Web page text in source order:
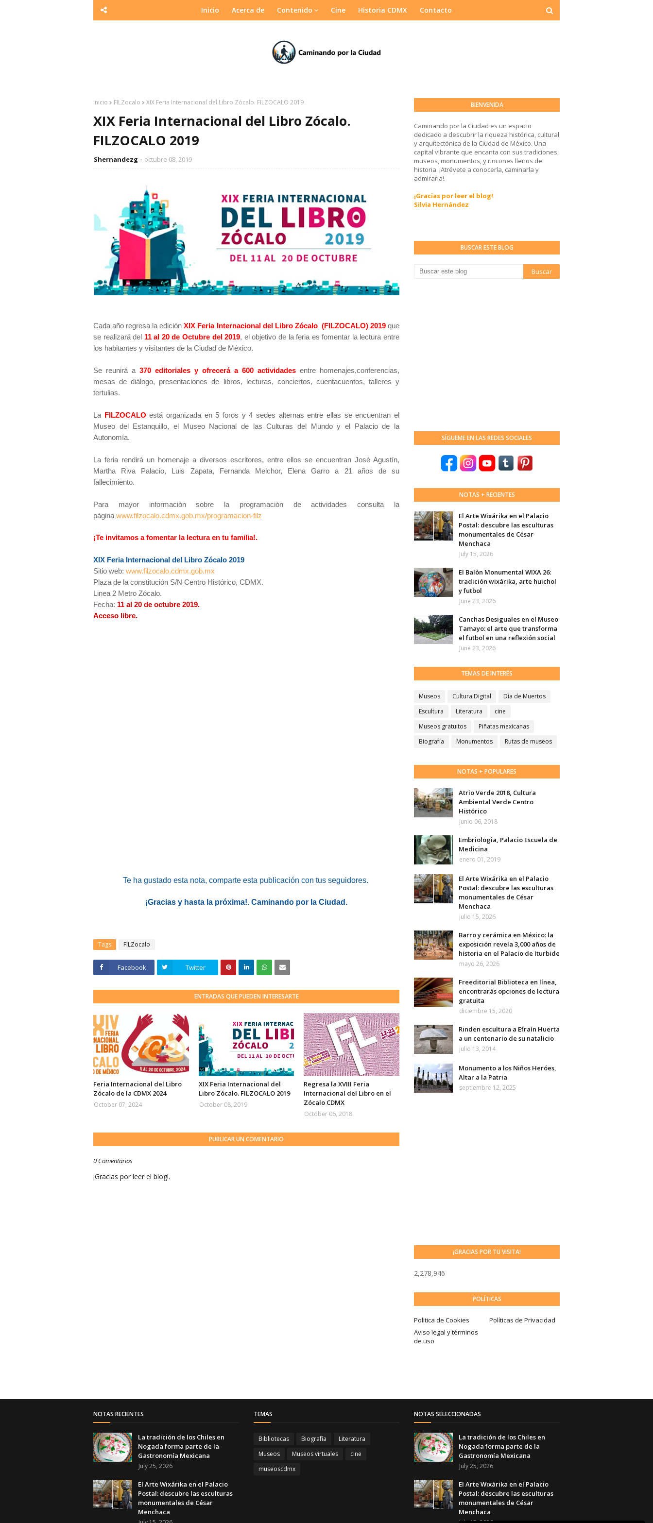
Inicio Acerca de Contenido Cine Historia CDMX Contacto
Inicio FILZocalo XIX Feria Internacional del Libro Zócalo. FILZOCALO 2019
XIX Feria Internacional del Libro Zócalo.
FILZOCALO 2019
Shernandezg octubre 08, 2019
Cada año regresa la ediciónXIX Feria Internacional del Libro Zócalo (FILZOCALO) 2019que
se realizará del 11 al 20 de Octubre del 2019, el objetivo de la feria es fomentar la lectura entre
los habitantes y visitantes de la Ciudad de México.
Se reunirá a 370 editoriales y ofrecerá a 600 actividades entre homenajes,conferencias,
mesas de diálogo, presentaciones de libros, lecturas, conciertos, cuentacuentos, talleres y
tertulias.
La FILZOCALOestá organizada en 5 foros y 4 sedes alternas entre ellas se encuentran el
Museo del Estanquillo, el Museo Nacional de las Culturas del Mundo y el Palacio de la
Autonomía.
La feria rendirá un homenaje a diversos escritores, entre ellos se encuentran José Agustín,
Martha Riva Palacio, Luis Zapata, Fernanda Melchor, Elena Garro a 21 años de su
fallecimiento.
Para mayor información sobre la programación de actividades consulta la
página www.filzocalo.cdmx.gob.mx/programacion-filz
¡Te invitamos a fomentar la lectura en tu familia!.
XIX Feria Internacional del Libro Zócalo 2019
Sitio web: www.filzocalo.cdmx.gob.mx
Plaza de la constitución S/N Centro Histórico, CDMX.
Linea 2 Metro Zócalo.
Fecha: 11 al 20 de octubre 2019.
Acceso libre.
Te ha gustado esta nota, comparte esta publicación con tus seguidores.
¡Gracias y hasta la próxima!. Caminando por la Ciudad.
Tags FILZocalo
Facebook Twitter
ENTRADAS QUE PUEDEN INTERESARTE
Feria Internacional del Libro
Zócalo de la CDMX 2024
October 07, 2024
XIX Feria Internacional del
Libro Zócalo. FILZOCALO 2019
October 08, 2019
Regresa la XVIII Feria
Internacional del Libro en el
Zócalo CDMX
October 06, 2018
PUBLICAR UN COMENTARIO
0 Comentarios
¡Gracias por leer el blog!.
BIENVENIDA
Caminando por la Ciudad es un espacio
dedicado a descubrir la riqueza histórica, cultural
y arquitectónica de la Ciudad de México. Una
capital vibrante que encanta con sus tradiciones,
museos, monumentos, y rincones llenos de
historia. ¡Atrévete a conocerla, caminarla y
admirarla!.
¡Gracias por leer el blog!
Silvia Hernández
BUSCAR ESTE BLOG
SÍGUEME EN LAS REDES SOCIALES
NOTAS + RECIENTES
El Arte Wixárika en el Palacio
Postal: descubre las esculturas
monumentales de César
Menchaca
July 15, 2026
El Balón Monumental WIXA 26:
tradición wixárika, arte huichol
y futbol
June 23, 2026
Canchas Desiguales en el Museo
Tamayo: el arte que transforma
el futbol en una reflexión social
June 23, 2026
TEMAS DE INTERÉS
Museos Cultura Digital
Día de Muertos
Escultura
Literatura
cine
Museos gratuitos
Piñatas mexicanas
Biografía
Monumentos Rutas de museos
NOTAS + POPULARES
Atrio Verde 2018, Cultura
Ambiental Verde Centro
Histórico
junio 06, 2018
Embriologia, Palacio Escuela de
Medicina
enero 01, 2019
El Arte Wixárika en el Palacio
Postal: descubre las esculturas
monumentales de César
Menchaca
julio 15, 2026
Barro y cerámica en México: la
exposición revela 3,000 años de
historia en el Palacio de Iturbide
mayo 26, 2026
Freeditorial Biblioteca en línea,
encontrarás opciones de lectura
gratuita
diciembre 15, 2020
Rinden escultura a Efraín Huerta
a un centenario de su natalicio
julio 13, 2014
Monumento a los Niños Heróes,
Altar a la Patria
septiembre 12, 2025
¡GRACIAS POR TU VISITA!
2,278,946
POLÍTICAS
Politica de Cookies
Políticas de Privacidad
Aviso legal y términos
de uso
NOTAS RECIENTES
La tradición de los Chiles en
Nogada forma parte de la
Gastronomía Mexicana
July 25, 2026
El Arte Wixárika en el Palacio
Postal: descubre las esculturas
monumentales de César
Menchaca
TEMAS
Bibliotecas Biografía
Literatura
Museos
Museos virtuales
cine
museoscdmx
NOTAS SELECCIONADAS
La tradición de los Chiles en
Nogada forma parte de la
Gastronomía Mexicana
July 25, 2026
El Arte Wixárika en el Palacio
Postal: descubre las esculturas
monumentales de César
Menchaca